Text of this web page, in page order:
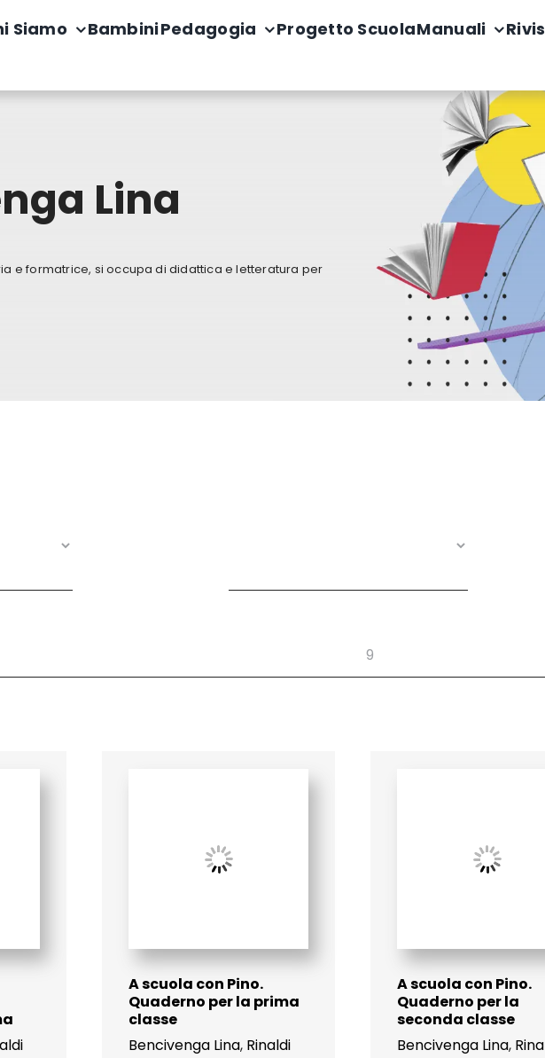
Siamo BambiniPedagogia Progetto ScuolaManuali
Lina
e formatrice, si occupa di didattica e letteratura per
A scuola con Pino.
Quaderno per la prima
classe
Bencivenga Lina, Rinaldi
A scuola con Pino.
Quaderno per la
seconda classe
Bencivenga Lina,